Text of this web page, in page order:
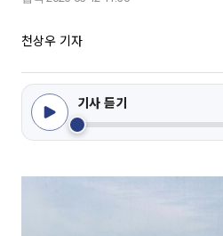
천상우 기자
기사 듣기